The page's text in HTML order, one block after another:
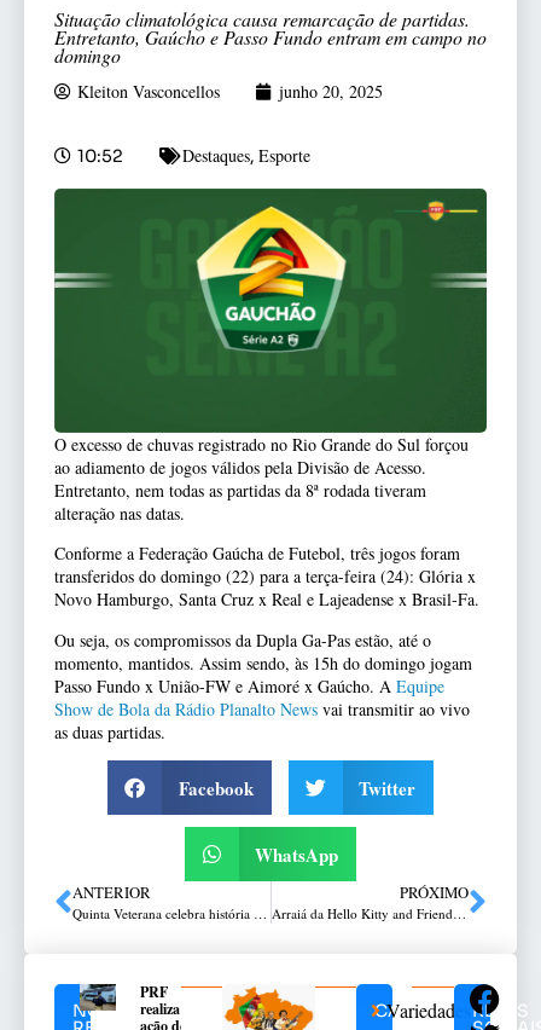
Situação climatológica causa remarcação de partidas.
Entretanto, Gaúcho e Passo Fundo entram em campo no
domingo
Kleiton Vasconcellos junho 20, 2025
10:52 Destaques, Esporte
O excesso de chuvas registrado no Rio Grande do Sul forçou
ao adiamento de jogos válidos pela Divisão de Acesso.
Entretanto, nem todas as partidas da 8ª rodada tiveram
alteração nas datas.
Conforme a Federação Gaúcha de Futebol, três jogos foram
transferidos do domingo (22) para a terça-feira (24): Glória x
Novo Hamburgo, Santa Cruz x Real e Lajeadense x Brasil-Fa.
Ou seja, os compromissos da Dupla Ga-Pas estão, até o
momento, mantidos. Assim sendo, às 15h do domingo jogam
Passo Fundo x União-FW e Aimoré x Gaúcho. A Equipe
Show de Bola da Rádio Planalto News vai transmitir ao vivo
as duas partidas.
Facebook Twitter
WhatsApp
ANTERIOR
Quinta Veterana celebra história e união dos brigadianos com seu 100º encontro
PRÓXIMO
Arraiá da Hello Kitty and Friends vai celebrar o encerramento da exposição “Hello Kitty Parade” no Passo Fundo Shopping
NOTÍCIAS
PRF
realiza
CATEGORIAS
VariedadesREDES